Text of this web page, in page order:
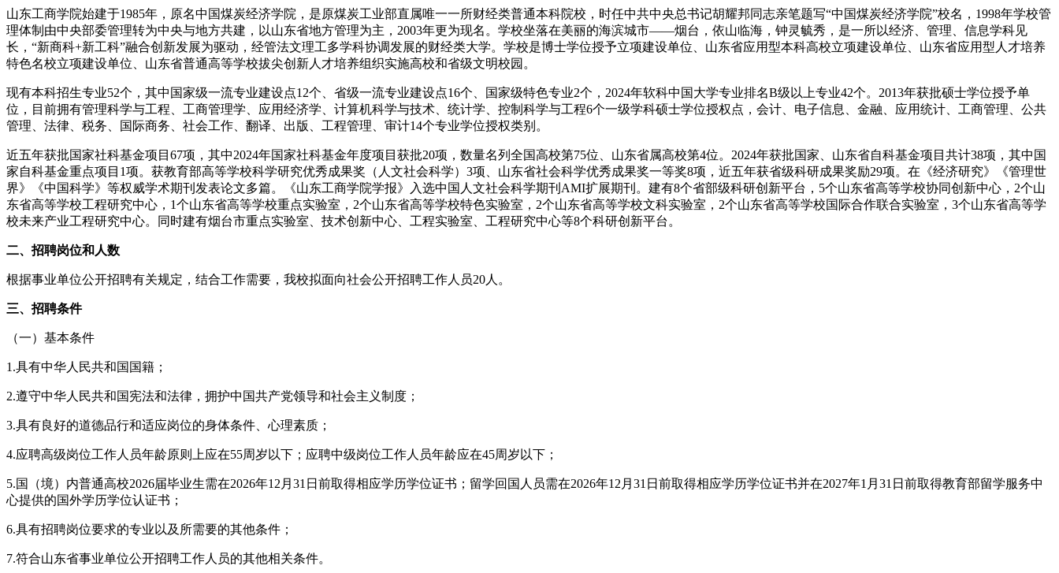
山东工商学院始建于1985年，原名中国煤炭经济学院，是原煤炭工业部直属唯一一所财经类普通本科院校，时任中共中央总书记胡耀邦同志亲笔题写“中国煤炭经济学院”校名，1998年学校管
理体制由中央部委管理转为中央与地方共建，以山东省地方管理为主，2003年更为现名。学校坐落在美丽的海滨城市——烟台，依山临海，钟灵毓秀，是一所以经济、管理、信息学科见
长，“新商科+新工科”融合创新发展为驱动，经管法文理工多学科协调发展的财经类大学。学校是博士学位授予立项建设单位、山东省应用型本科高校立项建设单位、山东省应用型人才培养
特色名校立项建设单位、山东省普通高等学校拔尖创新人才培养组织实施高校和省级文明校园。
现有本科招生专业52个，其中国家级一流专业建设点12个、省级一流专业建设点16个、国家级特色专业2个，2024年软科中国大学专业排名B级以上专业42个。2013年获批硕士学位授予单
位，目前拥有管理科学与工程、工商管理学、应用经济学、计算机科学与技术、统计学、控制科学与工程6个一级学科硕士学位授权点，会计、电子信息、金融、应用统计、工商管理、公共
管理、法律、税务、国际商务、社会工作、翻译、出版、工程管理、审计14个专业学位授权类别。
近五年获批国家社科基金项目67项，其中2024年国家社科基金年度项目获批20项，数量名列全国高校第75位、山东省属高校第4位。2024年获批国家、山东省自科基金项目共计38项，其中国
家自科基金重点项目1项。获教育部高等学校科学研究优秀成果奖（人文社会科学）3项、山东省社会科学优秀成果奖一等奖8项，近五年获省级科研成果奖励29项。在《经济研究》《管理世
界》《中国科学》等权威学术期刊发表论文多篇。《山东工商学院学报》入选中国人文社会科学期刊AMI扩展期刊。建有8个省部级科研创新平台，5个山东省高等学校协同创新中心，2个山
东省高等学校工程研究中心，1个山东省高等学校重点实验室，2个山东省高等学校特色实验室，2个山东省高等学校文科实验室，2个山东省高等学校国际合作联合实验室，3个山东省高等学
校未来产业工程研究中心。同时建有烟台市重点实验室、技术创新中心、工程实验室、工程研究中心等8个科研创新平台。
二、招聘岗位和人数
根据事业单位公开招聘有关规定，结合工作需要，我校拟面向社会公开招聘工作人员20人。
三、招聘条件
（一）基本条件
1.具有中华人民共和国国籍；
2.遵守中华人民共和国宪法和法律，拥护中国共产党领导和社会主义制度；
3.具有良好的道德品行和适应岗位的身体条件、心理素质；
4.应聘高级岗位工作人员年龄原则上应在55周岁以下；应聘中级岗位工作人员年龄应在45周岁以下；
5.国（境）内普通高校2026届毕业生需在2026年12月31日前取得相应学历学位证书；留学回国人员需在2026年12月31日前取得相应学历学位证书并在2027年1月31日前取得教育部留学服务中
心提供的国外学历学位认证书；
6.具有招聘岗位要求的专业以及所需要的其他条件；
7.符合山东省事业单位公开招聘工作人员的其他相关条件。